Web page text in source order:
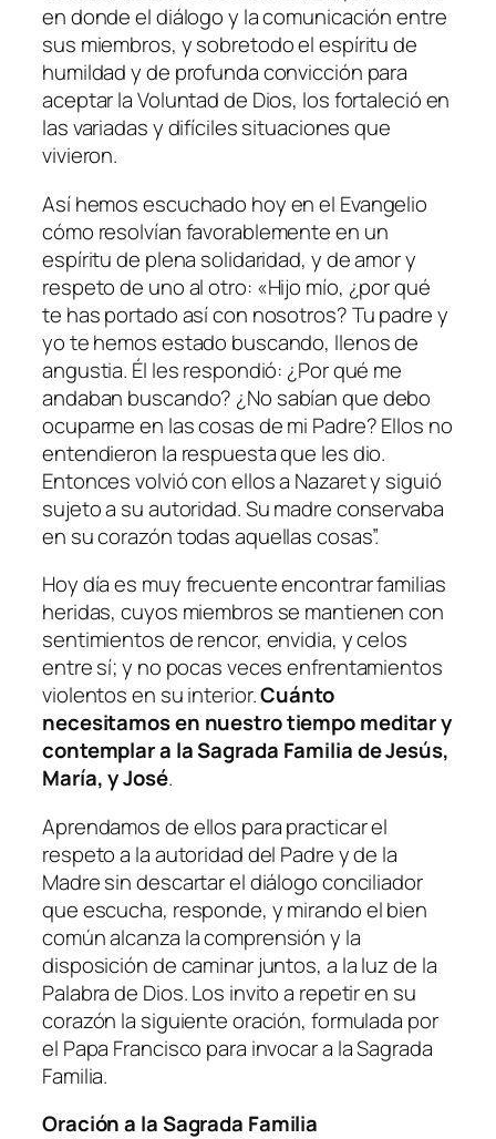
en donde el diálogo y la comunicación entre
sus miembros, y sobretodo el espíritu de
humildad y de profunda convicción para
aceptar la Voluntad de Dios, los fortaleció en
las variadas y difíciles situaciones que
vivieron.
Así hemos escuchado hoy en el Evangelio
cómo resolvían favorablemente en un
espíritu de plena solidaridad, y de amor y
respeto de uno al otro: «Hijo mío, ¿por qué
te has portado así con nosotros? Tu padre y
yo te hemos estado buscando, llenos de
angustia. Él les respondió: ¿Por qué me
andaban buscando? ¿No sabían que debo
ocuparme en las cosas de mi Padre? Ellos no
entendieron la respuesta que les dio.
Entonces volvió con ellos a Nazaret y siguió
sujeto a su autoridad. Su madre conservaba
en su corazón todas aquellas cosas”.
Hoy día es muy frecuente encontrar familias
heridas, cuyos miembros se mantienen con
sentimientos de rencor, envidia, y celos
entre sí; y no pocas veces enfrentamientos
violentos en su interior.Cuánto
necesitamos en nuestro tiempo meditar y
contemplar a la Sagrada Familia de Jesús,
María, y José.
Aprendamos de ellos para practicar el
respeto a la autoridad del Padre y de la
Madre sin descartar el diálogo conciliador
que escucha, responde, y mirando el bien
común alcanza la comprensión y la
disposición de caminar juntos, a la luz de la
Palabra de Dios. Los invito a repetir en su
corazón la siguiente oración, formulada por
el Papa Francisco para invocar a la Sagrada
Familia.
Oración a la Sagrada Familia